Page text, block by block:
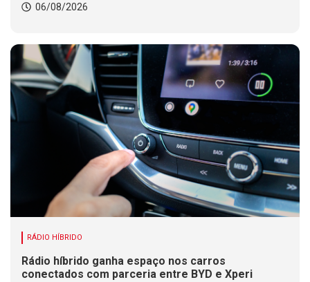
06/08/2026
RÁDIO HÍBRIDO
Rádio híbrido ganha espaço nos carros
conectados com parceria entre BYD e Xperi